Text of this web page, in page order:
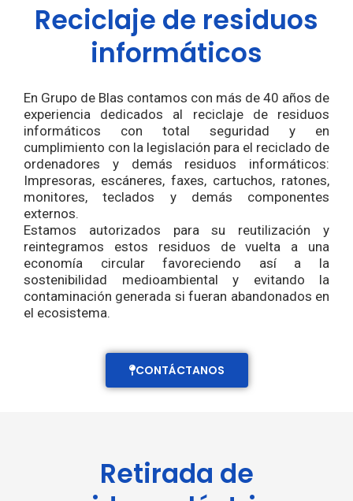
Reciclaje de residuos
informáticos
En Grupo de Blas contamos con más de 40 años de
experiencia dedicados al reciclaje de residuos
informáticos con total seguridad y en
cumplimiento con la legislación para el reciclado de
ordenadores y demás residuos informáticos:
Impresoras, escáneres, faxes, cartuchos, ratones,
monitores, teclados y demás componentes
externos.
Estamos autorizados para su reutilización y
reintegramos estos residuos de vuelta a una
economía circular favoreciendo así a la
sostenibilidad medioambiental y evitando la
contaminación generada si fueran abandonados en
el ecosistema.
CONTÁCTANOS
Retirada de